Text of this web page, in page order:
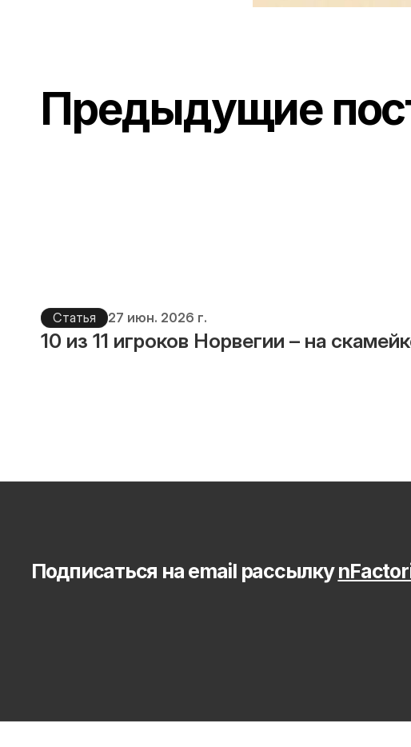
Предыдущие
Статья 27 июн. 2026 г.
10 из 11 игроков Норвегии – на
Подписаться на email рассылку